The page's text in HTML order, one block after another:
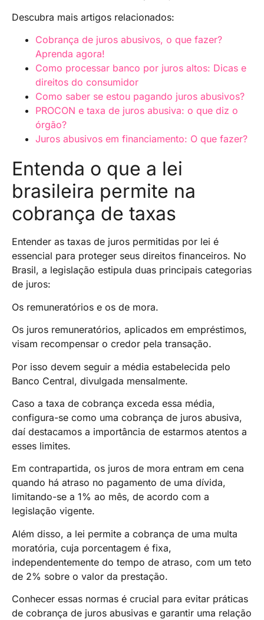
Descubra mais artigos relacionados:
Cobrança de juros abusivos, o que fazer?
Aprenda agora!
Como processar banco por juros altos: Dicas e
direitos do consumidor
Como saber se estou pagando juros abusivos?
PROCON e taxa de juros abusiva: o que diz o
órgão?
Juros abusivos em financiamento: O que fazer?
Entenda o que a lei
brasileira permite na
cobrança de taxas
Entender as taxas de juros permitidas por lei é
essencial para proteger seus direitos financeiros. No
Brasil, a legislação estipula duas principais categorias
de juros:
Os remuneratórios e os de mora.
Os juros remuneratórios, aplicados em empréstimos,
visam recompensar o credor pela transação.
Por isso devem seguir a média estabelecida pelo
Banco Central, divulgada mensalmente.
Caso a taxa de cobrança exceda essa média,
configura-se como uma cobrança de juros abusiva,
daí destacamos a importância de estarmos atentos a
esses limites.
Em contrapartida, os juros de mora entram em cena
quando há atraso no pagamento de uma dívida,
limitando-se a 1% ao mês, de acordo com a
legislação vigente.
Além disso, a lei permite a cobrança de uma multa
moratória, cuja porcentagem é fixa,
independentemente do tempo de atraso, com um teto
de 2% sobre o valor da prestação.
Conhecer essas normas é crucial para evitar práticas
de cobrança de juros abusivas e garantir uma relação